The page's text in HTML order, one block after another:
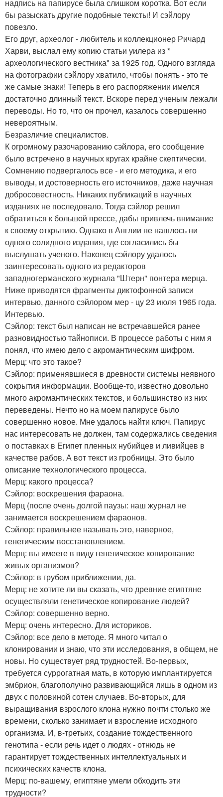
надпись на папирусе была слишком коротка. Вот если
бы разыскать другие подобные тексты! И сэйлору
повезло.
Его друг, археолог - любитель и коллекционер Ричард
Харви, выслал ему копию статьи уилера из *
археологического вестника" за 1925 год. Одного взгляда
на фотографии сэйлору хватило, чтобы понять - это те
же самые знаки! Теперь в его распоряжении имелся
достаточно длинный текст. Вскоре перед ученым лежали
переводы. Но то, что он прочел, казалось совершенно
невероятным.
Безразличие специалистов.
К огромному разочарованию сэйлора, его сообщение
было встречено в научных кругах крайне скептически.
Сомнению подвергалось все - и его методика, и его
выводы, и достоверность его источников, даже научная
добросовестность. Никаких публикаций в научных
изданиях не последовало. Тогда сэйлор решил
обратиться к большой прессе, дабы привлечь внимание
к своему открытию. Однако в Англии не нашлось ни
одного солидного издания, где согласились бы
выслушать ученого. Наконец сэйлору удалось
заинтересовать одного из редакторов
западногерманского журнала "Штерн" понтера мерца.
Ниже приводятся фрагменты диктофонной записи
интервью, данного сэйлором мер - цу 23 июля 1965 года.
Интервью.
Сэйлор: текст был написан не встречавшейся ранее
разновидностью тайнописи. В процессе работы с ним я
понял, что имею дело с акромантическим шифром.
Мерц: что это такое?
Сэйлор: применявшиеся в древности системы неявного
сокрытия информации. Вообще-то, известно довольно
много акромантических текстов, и большинство из них
переведены. Нечто но на моем папирусе было
совершенно новое. Мне удалось найти ключ. Папирус
нас интересовать не должен, там содержались сведения
о поставках в Египет пленных нубийцев и ливийцев в
качестве рабов. А вот текст из гробницы. Это было
описание технологического процесса.
Мерц: какого процесса?
Сэйлор: воскрешения фараона.
Мерц (после очень долгой паузы: наш журнал не
занимается воскрешением фараонов.
Сэйлор: правильнее называть это, наверное,
генетическим восстановлением.
Мерц: вы имеете в виду генетическое копирование
живых организмов?
Сэйлор: в грубом приближении, да.
Мерц: не хотите ли вы сказать, что древние египтяне
осуществляли генетическое копирование людей?
Сэйлор: совершенно верно.
Мерц: очень интересно. Для историков.
Сэйлор: все дело в методе. Я много читал о
клонировании и знаю, что эти исследования, в общем, не
новы. Но существует ряд трудностей. Во-первых,
требуется суррогатная мать, в которую имплантируется
эмбрион, благополучно развивающийся лишь в одном из
двух с половиной сотен случаев. Во-вторых, для
выращивания взрослого клона нужно почти столько же
времени, сколько занимает и взросление исходного
организма. И, в-третьих, создание тождественного
генотипа - если речь идет о людях - отнюдь не
гарантирует тождественных интеллектуальных и
психических качеств клона.
Мерц: по-вашему, египтяне умели обходить эти
трудности?